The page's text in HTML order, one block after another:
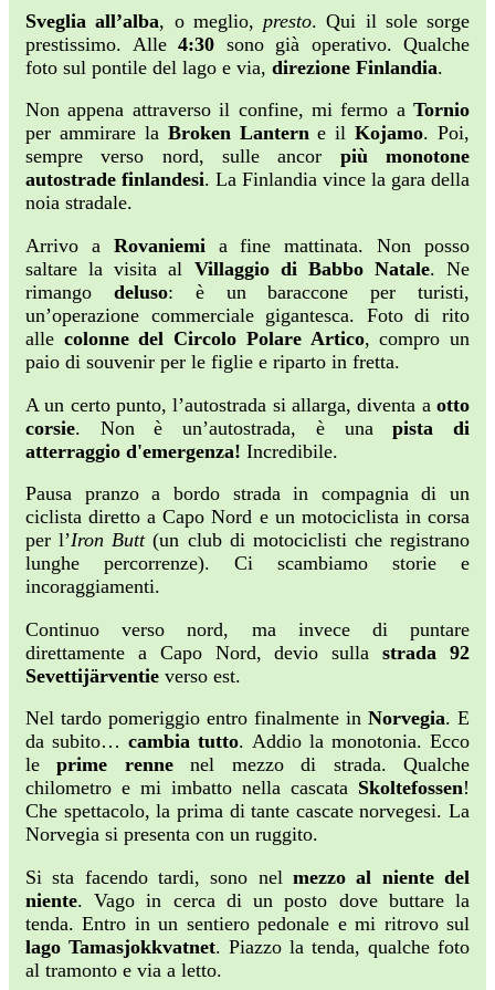
Sveglia all’alba, o meglio, presto. Qui il sole sorge
prestissimo. Alle 4:30 sono già operativo. Qualche
foto sul pontile del lago e via, direzione Finlandia.
Non appena attraverso il confine, mi fermo a Tornio
per ammirare la Broken Lanterne ilKojamo. Poi,
sempre verso nord, sulle ancor più monotone
autostrade finlandesi. La Finlandia vince la gara della
noia stradale.
Arrivo a Rovaniemi a fine mattinata. Non posso
saltare la visita al Villaggio di Babbo Natale. Ne
rimango deluso: è un baraccone per turisti,
un’operazione commerciale gigantesca. Foto di rito
alle colonne del Circolo Polare Artico, compro un
paio di souvenir per le figlie e riparto in fretta.
A un certo punto, l’autostrada si allarga, diventa a otto
corsie. Non è un’autostrada, è unapista di
atterraggio d'emergenza! Incredibile.
Pausa pranzo a bordo strada in compagnia di un
ciclista diretto a Capo Nord e un motociclista in corsa
per l’Iron Butt(un club di motociclisti che registrano
lunghe percorrenze). Ci scambiamo storie e
incoraggiamenti.
Continuo verso nord, ma invece di puntare
direttamente a Capo Nord, devio sullastrada 92
Sevettijärventie verso est.
Nel tardo pomeriggio entro finalmente in Norvegia. E
da subito…cambia tutto. Addio la monotonia. Ecco
leprime rennenel mezzo di strada. Qualche
chilometro e mi imbatto nella cascata Skoltefossen!
Che spettacolo, la prima di tante cascate norvegesi. La
Norvegia si presenta con un ruggito.
Si sta facendo tardi, sono nel mezzo al niente del
niente. Vago in cerca di un posto dove buttare la
tenda. Entro in un sentiero pedonale e mi ritrovo sul
lago Tamasjokkvatnet. Piazzo la tenda, qualche foto
al tramonto e via a letto.